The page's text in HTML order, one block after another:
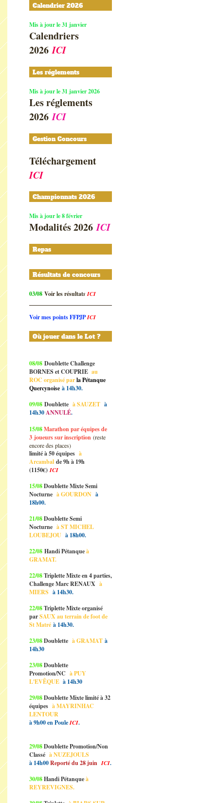
Calendrier 2026
Mis à jour le 31 janvier
Calendriers
2026ICI
Les réglements
Mis à jour le 31 janvier 2026
Les réglements
2026ICI
Gestion Concours
Téléchargement
ICI
Championnats 2026
Mis à jour le 8 février
Modalités 2026ICI
Repas
Résultats de concours
03/08 Voir les résultats ICI
Voir mes points FFPJPICI
Où jouer dans le Lot ?
08/08 Doublette Challenge
BORNES et COUPRIE au
ROC organisé parla Pétanque
Quercynoise à 14h30.
09/08 Doublette à SAUZET à
14h30ANNULÉ.
15/08Marathon par équipes de
3 joueurs sur inscription (reste
encore des places)
limité à 50 équipes à
Arcambal de 9h à 19h
(1150€)ICI
15/08Doublette Mixte Semi
Nocturne à GOURDON à
18h00.
21/08Doublette Semi
Nocturne à ST MICHEL
LOUBEJOU à 18h00.
22/08 Handi Pétanqueà
GRAMAT.
22/08Triplette Mixte en 4 parties,
Challenge Marc RENAUX à
MIERS à 14h30.
22/08Triplette Mixte organisé
parSAUX au terrain de foot de
St Matré à 14h30.
23/08Doublette à GRAMAT à
14h30
23/08Doublette
Promotion/NC à PUY
L'EVÊQUE à 14h30
29/08Doublette Mixte limité à 32
équipes à MAYRINHAC
LENTOUR
à 9h00 en PouleICI.
29/08Doublette Promotion/Non
Classé à NUZEJOULS
à 14h00Reporté du 28 juin ICI.
30/08Handi Pétanqueà
REYREVIGNES.